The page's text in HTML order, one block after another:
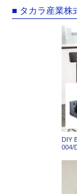
■ タカラ産業株
DIY
004/